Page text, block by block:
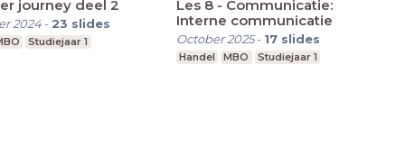
journey deel 2
2024- 23 slides
Studiejaar 1
Les 8 - Communicatie:
Interne communicatie
October 2025- 17 slides
Handel MBO Studiejaar 1